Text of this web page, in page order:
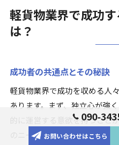
軽貨物業界で成功
は？
成功者の共通点とその秘訣
軽貨物業界で成功を収める人
あります。まず、独立心が強
的に運営する意欲を持つこと
のニーズを的確に把握し、柔
090-
お問い合わせはこちら